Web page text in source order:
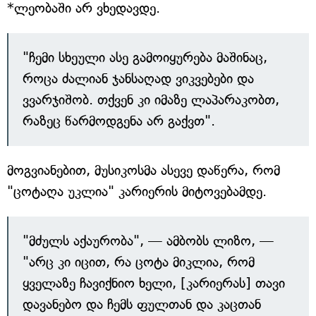
*ლეობაში არ ვხედავდე.
"ჩემი სხეული ასე გამოიყურება მაშინაც,
როცა ძალიან ჯანსაღად ვიკვებები და
ვვარჯიშობ. თქვენ კი იმაზე ლაპარაკობთ,
რაზეც წარმოდგენა არ გაქვთ".
მოგვიანებით, მუსიკოსმა ასევე დაწერა, რომ
"ცოტაღა უკლია" კარიერის მიტოვებამდე.
"მძულს აქაურობა", — ამბობს ლიზო, —
"არც კი იცით, რა ცოტა მიკლია, რომ
ყველაზე ჩავიქნიო ხელი, [კარიერას] თავი
დავანებო და ჩემს ფულთან და კაცთან